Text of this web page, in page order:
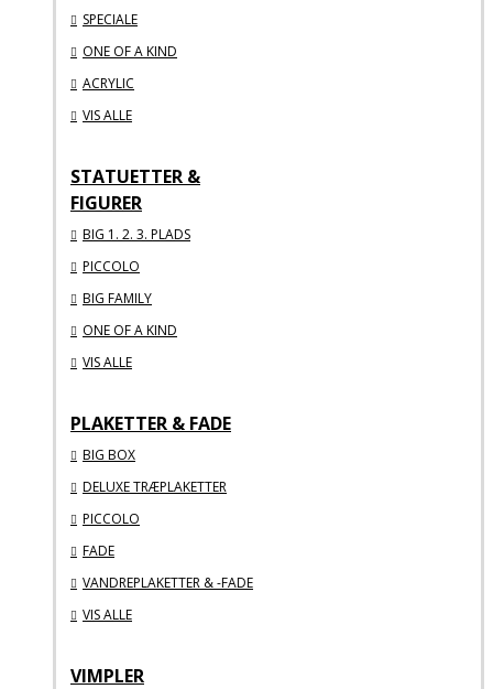
SPECIALE
ONE OF A KIND
ACRYLIC
VIS ALLE
STATUETTER &
FIGURER
BIG 1. 2. 3. PLADS
PICCOLO
BIG FAMILY
ONE OF A KIND
VIS ALLE
PLAKETTER & FADE
BIG BOX
DELUXE TRÆPLAKETTER
PICCOLO
FADE
VANDREPLAKETTER & -FADE
VIS ALLE
VIMPLER